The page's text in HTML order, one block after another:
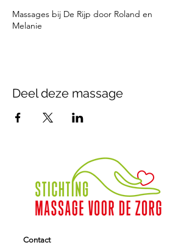
Massages bij De Rijp door Roland en
Melanie
Deel deze massage
Contact